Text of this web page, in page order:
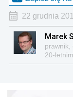
22 grudnia
Marek
prawnik,
20-